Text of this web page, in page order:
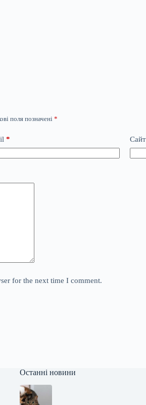
поля позначені *
* Сайт
for the next time I comment.
Останні новини